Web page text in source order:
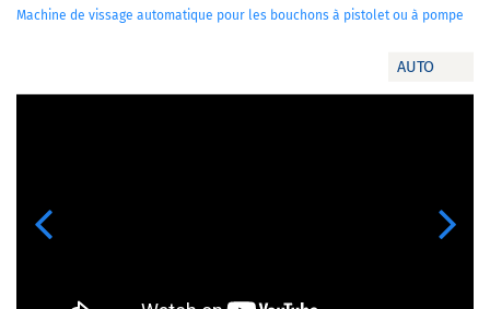
AUTO
Previous Next
Machine de vissage automatique pour les bouchons à pistolet ou à pompe